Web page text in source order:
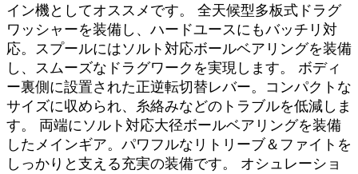
イン機としてオススメです。 全天候型多板式ドラグ
ワッシャーを装備し、ハードユースにもバッチリ対
応。スプールにはソルト対応ボールベアリングを装備
し、スムーズなドラグワークを実現します。 ボディ
ー裏側に設置された正逆転切替レバー。コンパクトな
サイズに収められ、糸絡みなどのトラブルを低減しま
す。 両端にソルト対応大径ボールベアリングを装備
したメインギア。パワフルなリトリーブ＆ファイトを
しっかりと支える充実の装備です。 オシュレーショ